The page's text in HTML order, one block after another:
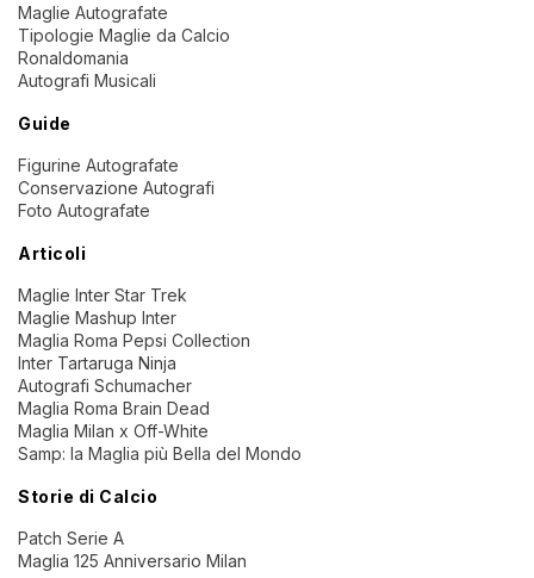
Maglie Autografate
Tipologie Maglie da Calcio
Ronaldomania
Autografi Musicali
Guide
Figurine Autografate
Conservazione Autografi
Foto Autografate
Articoli
Maglie Inter Star Trek
Maglie Mashup Inter
Maglia Roma Pepsi Collection
Inter Tartaruga Ninja
Autografi Schumacher
Maglia Roma Brain Dead
Maglia Milan x Off-White
Samp: la Maglia più Bella del Mondo
Storie di Calcio
Patch Serie A
Maglia 125 Anniversario Milan